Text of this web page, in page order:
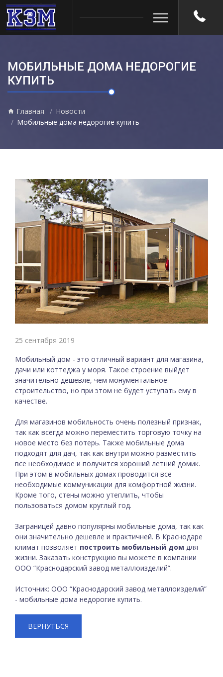
МОБИЛЬНЫЕ ДОМА НЕДОРОГИЕ
КУПИТЬ
Главная
Новости
Мобильные дома недорогие купить
25 сентября 2019
Мобильный дом - это отличный вариант для магазина,
дачи или коттеджа у моря. Такое строение выйдет
значительно дешевле, чем монументальное
строительство, но при этом не будет уступать ему в
качестве.
Для магазинов мобильность очень полезный признак,
так как всегда можно переместить торговую точку на
новое место без потерь. Также мобильные дома
подходят для дач, так как внутри можно разместить
все необходимое и получится хороший летний домик.
При этом в мобильных домах проводится все
необходимые коммуникации для комфортной жизни.
Кроме того, стены можно утеплить, чтобы
пользоваться домом круглый год.
Заграницей давно популярны мобильные дома, так как
они значительно дешевле и практичней. В Краснодаре
климат позволяет построить мобильный дом для
жизни. Заказать конструкцию вы можете в компании
ООО “Краснодарский завод металлоизделий”.
Источник: ООО “Краснодарский завод металлоизделий”
- мобильные дома недорогие купить.
ВЕРНУТЬСЯ